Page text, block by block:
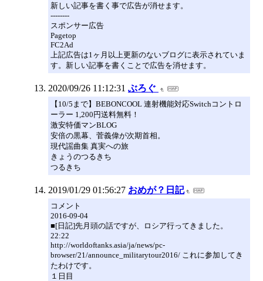
新しい記事を書く事で広告が消せます。
--------
スポンサー広告
Pagetop
FC2Ad
上記広告は1ヶ月以上更新のないブログに表示されていま
す。新しい記事を書くことで広告を消せます。
2020/09/26 11:12:31 ぶろぐ
【10/5まで】BEBONCOOL 連射機能対応Switchコントロ
ーラー 1,200円送料無料！
激安特価マンBLOG
安倍の黒幕、菅義偉が次期首相。
現代謡曲集 真実への旅
きょうのつるきち
つるきち
2019/01/29 01:56:27 おめが？日記
コメント
2016-09-04
■[日記]先月頭の話ですが、ロシア行ってきました。
22:22
http://worldoftanks.asia/ja/news/pc-
browser/21/announce_militarytour2016/ これに参加してき
たわけです。
１日目